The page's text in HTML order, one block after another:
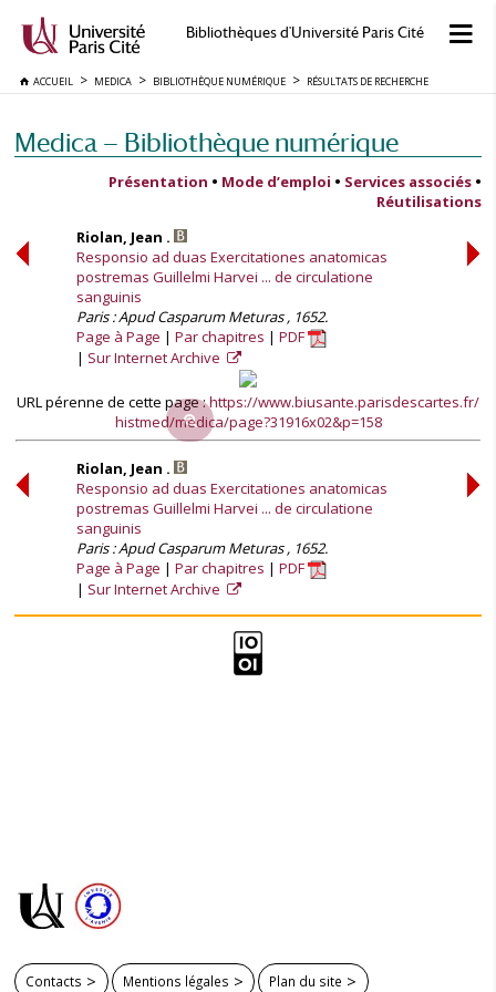
Bibliothèques d'Université Paris Cité
ACCUEIL MEDICA BIBLIOTHÈQUE NUMÉRIQUE RÉSULTATS DE RECHERCHE
Medica — Bibliothèque numérique
Présentation • Mode d’emploi • Services associés •
Réutilisations
Riolan, Jean .
Responsio ad duas Exercitationes anatomicas
postremas Guillelmi Harvei ... de circulatione
sanguinis
Paris : Apud Casparum Meturas , 1652.
Page à Page
Par chapitres
PDF
Sur Internet Archive
URL pérenne de cette page :https://www.biusante.parisdescartes.fr/
histmed/medica/page?31916x02&p=158
Riolan, Jean .
Responsio ad duas Exercitationes anatomicas
postremas Guillelmi Harvei ... de circulatione
sanguinis
Paris : Apud Casparum Meturas , 1652.
Page à Page
Par chapitres
PDF
Sur Internet Archive
Contacts Mentions légales Plan du site